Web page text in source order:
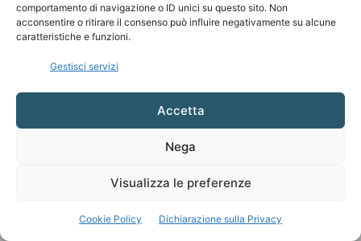
comportamento di navigazione o ID unici su questo sito. Non
acconsentire o ritirare il consenso può influire negativamente su alcune
caratteristiche e funzioni.
Gestisci servizi
Accetta
Nega
Visualizza le preferenze
Cookie Policy Dichiarazione sulla Privacy